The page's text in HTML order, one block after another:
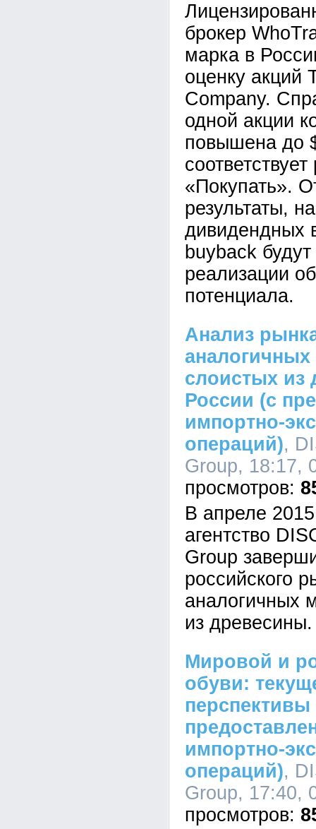
брокер
марка в
оценку акций
Company.
одной акции
повышена до
«Покупать».
результаты,
дивидендных
buyback
реализации
потенциала.
Анализ
слоистых из
России (с
импортно-
операций),
Group, 18:17,
В апреле
агентство
Group
российского
аналогичных
из древесины.
Мировой и
обуви:
перспективы
импортно-
операций),
Group, 17:40,